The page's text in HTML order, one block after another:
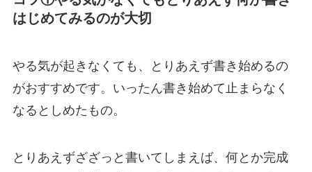
はじめてみるのが大切
やる気が起きなくても、とりあえず書き始めるの
がおすすめです。いったん書き始めて止まらなく
なるとしめたもの。
とりあえずざざっと書いてしまえば、何とか完成